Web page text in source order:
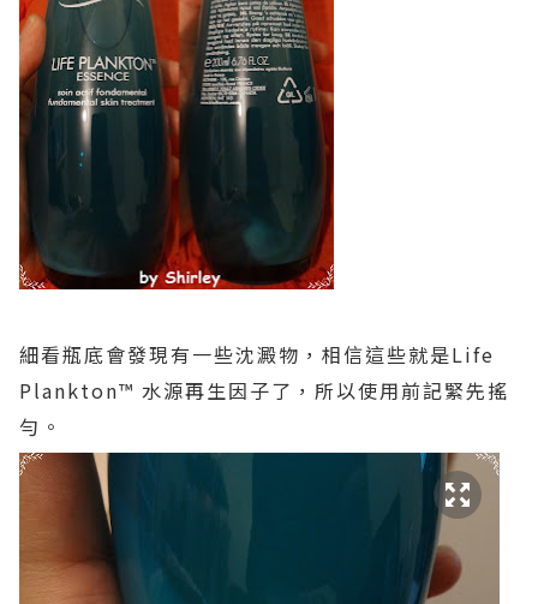
細看瓶底會發現有一些沈澱物，相信這些就是Life
Plankton™ 水源再生因子了，所以使用前記緊先搖
勻。